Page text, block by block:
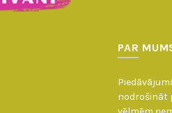
PAR
nodrošināt